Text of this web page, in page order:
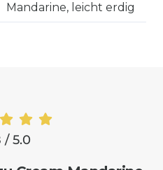
Mandarine, leicht erdig
/ 5.0